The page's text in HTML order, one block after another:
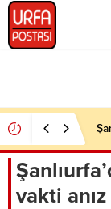
vakti